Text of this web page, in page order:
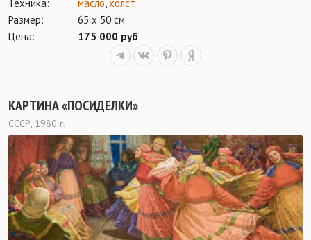
Техника: масло холст
Размер:
65 х 50 см
Цена:
175 000 руб
КАРТИНА «ПОСИДЕЛКИ»
СССР, 1980 г.